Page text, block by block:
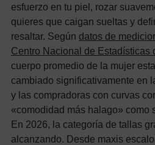
esfuerzo en tu piel, rozar
quieres que caigan sueltas y
resaltar. Según datos de
Centro Nacional de Estadísticas
cuerpo promedio de la mujer
cambiado significativamente en
y las compradoras con curvas
«comodidad más halago» como
En 2026, la categoría de tallas
alcanzando. Desde maxis